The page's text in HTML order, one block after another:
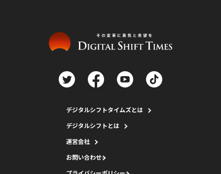
デジタルシフトタイムズとは
デジタルシフトとは
運営会社
お問い合わせ